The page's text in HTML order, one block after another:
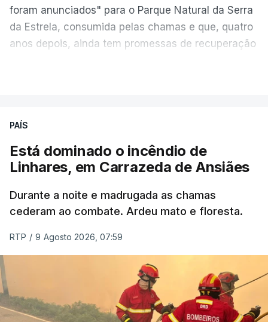
foram anunciados" para o Parque Natural da Serra
da Estrela, consumida pelas chamas e que, quatro
anos depois, ainda tem promessas de recuperação
ESTE CONTEÚDO ESTÁ NESTE
PAÍS
Está dominado o incêndio de
Linhares, em Carrazeda de Ansiães
Durante a noite e madrugada as chamas
cederam ao combate. Ardeu mato e floresta.
RTP / 9 Agosto 2026, 07:59